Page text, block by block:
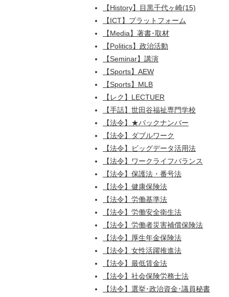
【History】目黒千代ヶ崎(15)
【ICT】プラットフォーム
【Media】著書･取材
【Politics】政治活動
【Seminar】講演
【Sports】AEW
【Sports】MLB
【レク】LECTUER
【手話】世田谷福祉専門学校
【法令】★バックナンバー
【法令】ダブルワーク
【法令】ビッグデータ活用法
【法令】ワークライフバランス
【法令】保護法・番号法
【法令】健康保険法
【法令】労働基準法
【法令】労働安全衛生法
【法令】労働者災害補償保険法
【法令】厚生年金保険法
【法令】女性活躍推進法
【法令】最低賃金法
【法令】社会保険労務士法
【法令】選挙･政治資金･議員秘書